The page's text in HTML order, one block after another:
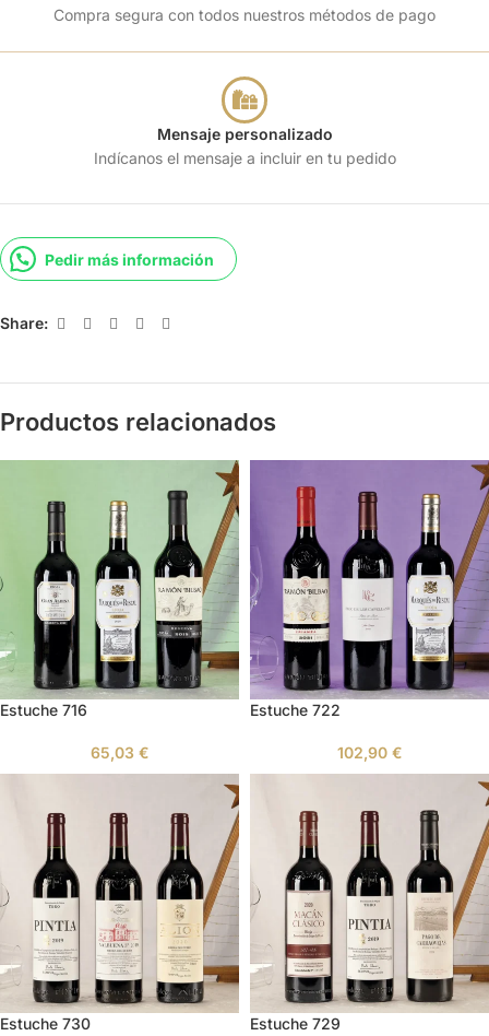
Compra segura con todos nuestros métodos de pago
Mensaje personalizado
Indícanos el mensaje a incluir en tu pedido
Pedir más información
Share:
Productos relacionados
Estuche 716
65,03 €
Estuche 722
102,90 €
Estuche 730 Estuche 729